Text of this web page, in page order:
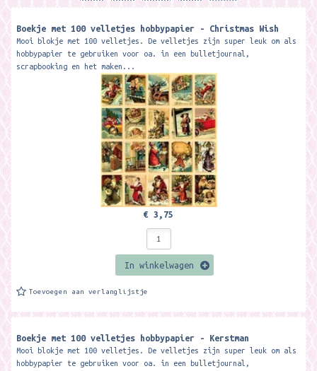
Boekje met 100 velletjes hobbypapier - Christmas Wish
Mooi blokje met 100 velletjes. De velletjes zijn super leuk om als
hobbypapier te gebruiken voor oa. in een bulletjournal,
scrapbooking en het maken...
€ 3,75
In winkelwagen
Toevoegen aan verlanglijstje
Boekje met 100 velletjes hobbypapier - Kerstman
Mooi blokje met 100 velletjes. De velletjes zijn super leuk om als
hobbypapier te gebruiken voor oa. in een bulletjournal,